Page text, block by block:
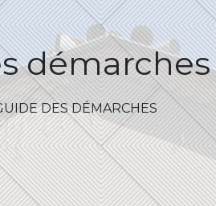
démarches
DES DÉMARCHES